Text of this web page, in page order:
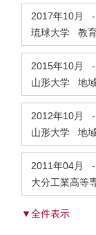
2017年10月 -
琉球大学 教
2015年10月 -
山形大学 地
2012年10月 -
山形大学 地
2011年04月 -
大分工業高
▼全件表示